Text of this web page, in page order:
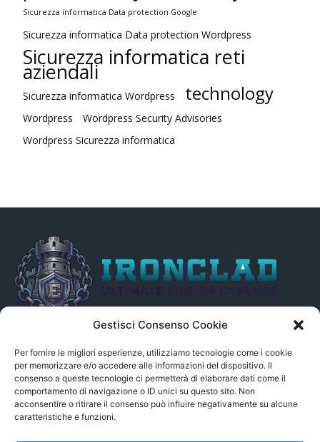
Gestisci Consenso Cookie
Per fornire le migliori esperienze, utilizziamo tecnologie come i cookie
per memorizzare e/o accedere alle informazioni del dispositivo. Il
consenso a queste tecnologie ci permetterà di elaborare dati come il
comportamento di navigazione o ID unici su questo sito. Non
acconsentire o ritirare il consenso può influire negativamente su alcune
caratteristiche e funzioni.
Sicurezza informatica Data protection Google
Sicurezza informatica Data protection Wordpress
Sicurezza informatica reti
aziendali
Sicurezza informatica Wordpress technology
Wordpress
Wordpress Security Advisories
Wordpress Sicurezza informatica
indirettamente, alle Fonti delle notizie segnalate né può essere
ritenuto responsabile ad alcun titolo dei loro contenuti. Si precisa
altresì che le notizie segnalate dall’aggregatore NON sono da
intendersi in alcun modo di proprietà del sito GenSys.it, ad
eccezione degli articoli e dei documenti pubblicati nel blog.